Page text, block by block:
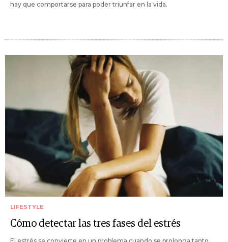
hay que comportarse para poder triunfar en la vida.
LIFESTYLE
Cómo detectar las tres fases del estrés